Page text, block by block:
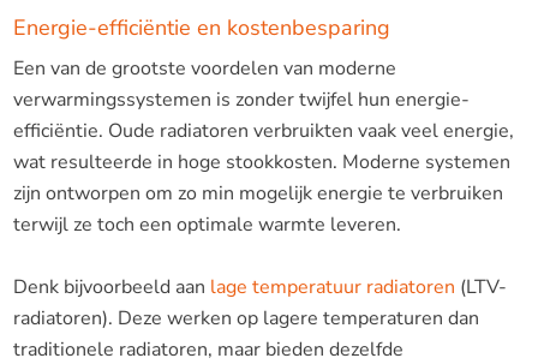
Energie-efficiëntie en kostenbesparing
Een van de grootste voordelen van moderne
verwarmingssystemen is zonder twijfel hun energie-
efficiëntie. Oude radiatoren verbruikten vaak veel energie,
wat resulteerde in hoge stookkosten. Moderne systemen
zijn ontworpen om zo min mogelijk energie te verbruiken
terwijl ze toch een optimale warmte leveren.
Denk bijvoorbeeld aan lage temperatuur radiatoren (LTV-
radiatoren). Deze werken op lagere temperaturen dan
traditionele radiatoren, maar bieden dezelfde